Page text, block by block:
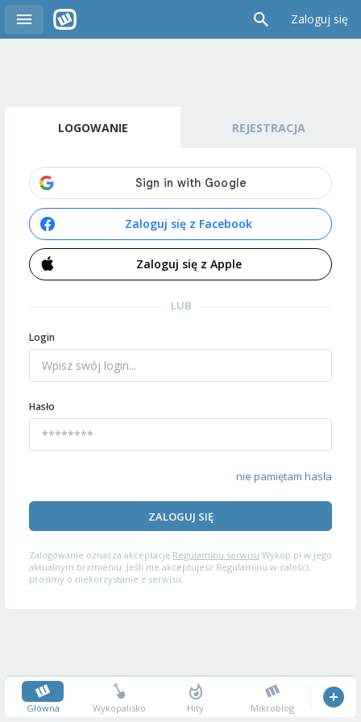
Zaloguj się
LOGOWANIE REJESTRACJA
Zaloguj się z Facebook
Zaloguj się z Apple
LUB
Login
Hasło
nie pamiętam hasła
ZALOGUJ SIĘ
Zalogowanie oznacza akceptację Regulaminu serwisu Wykop.pl w jego
aktualnym brzmieniu. Jeśli nie akceptujesz Regulaminu w całości,
prosimy o niekorzystanie z serwisu.
Główna Wykopalisko Hity Mikroblog